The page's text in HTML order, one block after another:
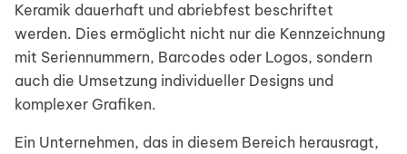
Keramik dauerhaft und abriebfest beschriftet
werden. Dies ermöglicht nicht nur die Kennzeichnung
mit Seriennummern, Barcodes oder Logos, sondern
auch die Umsetzung individueller Designs und
komplexer Grafiken.
Ein Unternehmen, das in diesem Bereich herausragt,